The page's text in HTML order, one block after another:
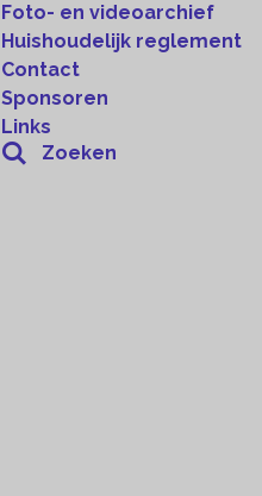
Foto- en videoarchief
Huishoudelijk reglement
Contact
Sponsoren
Links
Zoeken